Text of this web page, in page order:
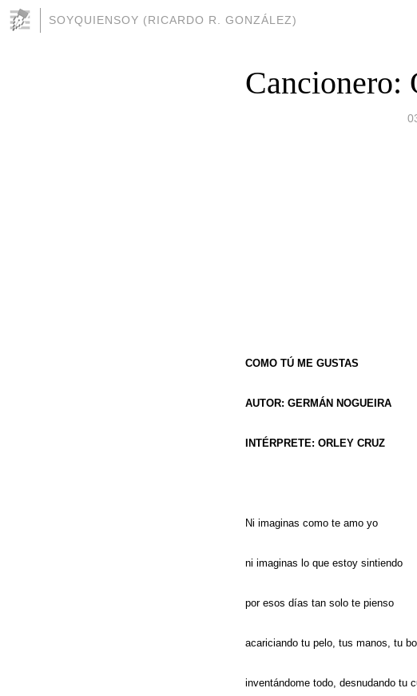
SOYQUIENSOY (RICARDO R. GONZÁLEZ)
Cancionero:
COMO TÚ ME GUSTAS
AUTOR: GERMÁN NOGUEIRA
INTÉRPRETE: ORLEY CRUZ
Ni imaginas como te amo yo
ni imaginas lo que estoy sintiendo
por esos días tan solo te pienso
acariciando tu pelo, tus manos, tu
inventándome todo, desnudando tu